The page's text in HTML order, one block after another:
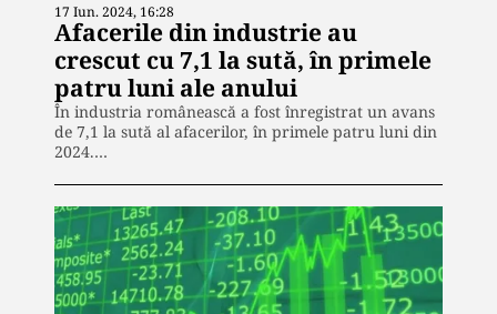
17 Iun. 2024, 16:28
Afacerile din industrie au
crescut cu 7,1 la sută, în primele
patru luni ale anului
În industria românească a fost înregistrat un avans
de 7,1 la sută al afacerilor, în primele patru luni din
2024.…